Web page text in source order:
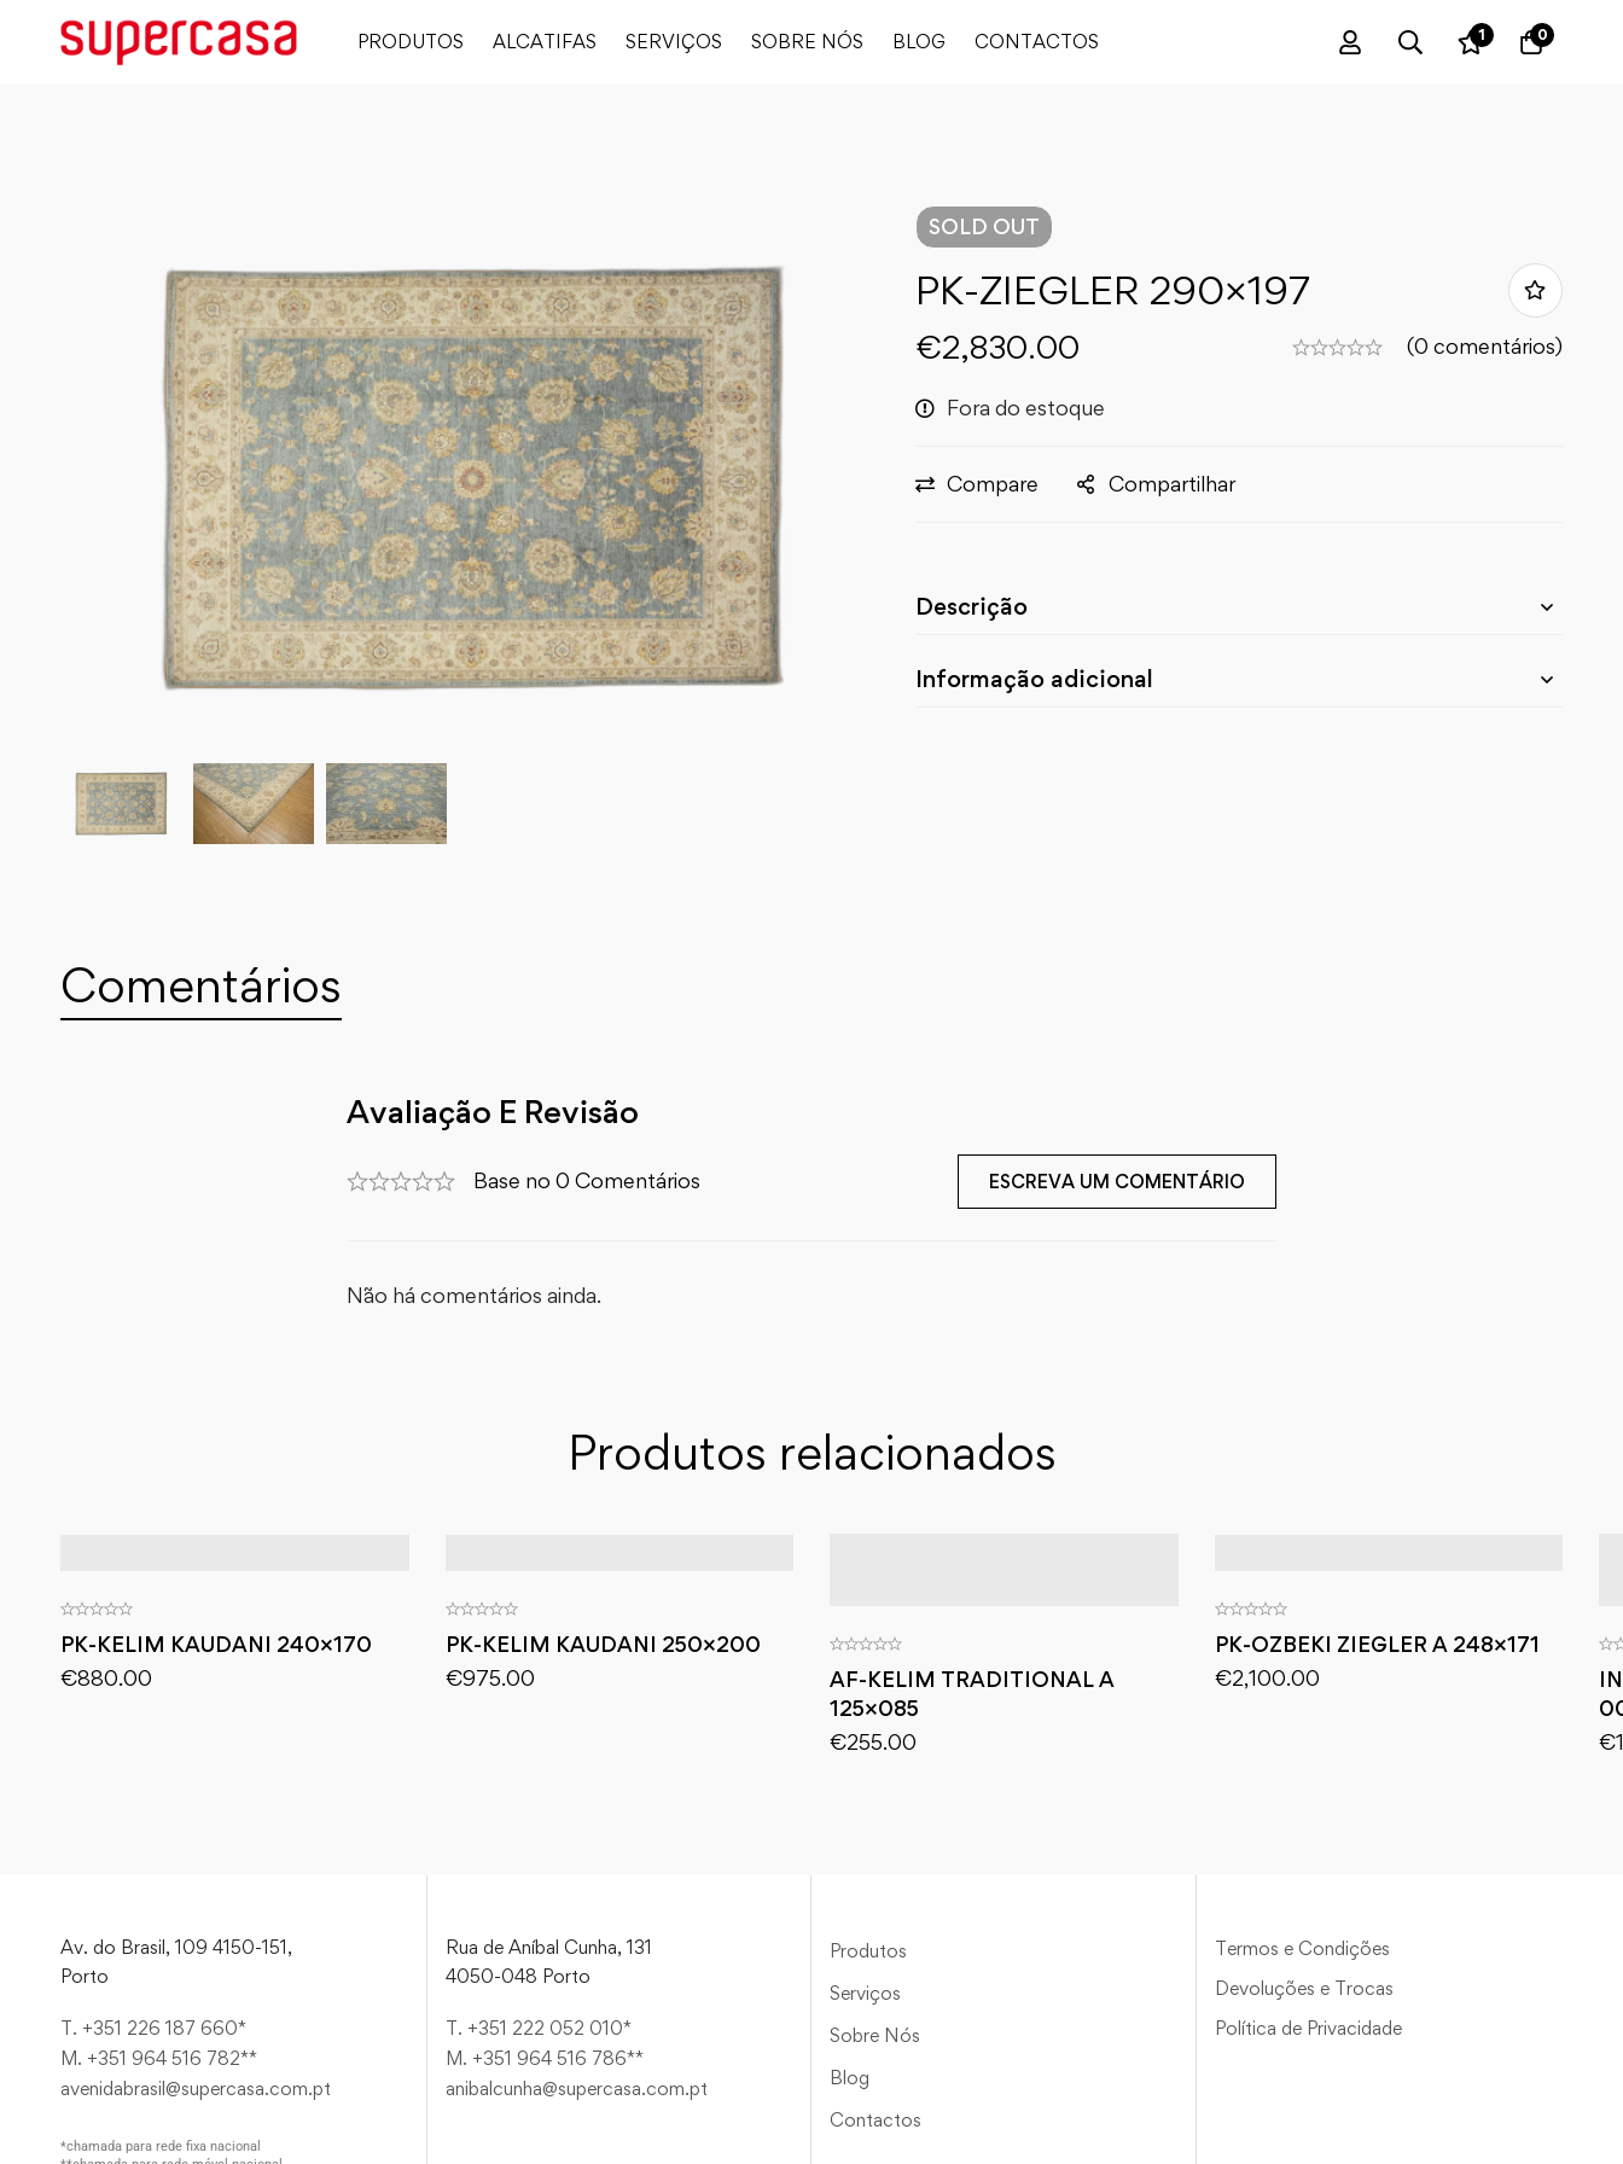
PRODUTOS ALCATIFAS SERVIÇOS SOBRE NÓS BLOG CONTACTOS 1 0
SOLD OUT
PK-ZIEGLER 290×197
€2,830.00 (0 comentários)
Fora do estoque
Compare Compartilhar
Descrição
Informação adicional
Comentários
Avaliação E Revisão
Base no 0 Comentários ESCREVA UM COMENTÁRIO
Não há comentários ainda.
Produtos relacionados
PK-KELIM KAUDANI 240×170
€880.00
PK-KELIM KAUDANI 250×200
€975.00
AF-KELIM TRADITIONAL A
125×085
€255.00
PK-OZBEKI ZIEGLER A 248×171
€2,100.00
€
Av. do Brasil, 109 4150-151,
Porto
T. +351 226 187 660*
M. +351 964 516 782**
avenidabrasil@supercasa.com.pt
*chamada para rede fixa nacional
Rua de Aníbal Cunha, 131
4050-048 Porto
T. +351 222 052 010*
M. +351 964 516 786**
anibalcunha@supercasa.com.pt
Produtos
Serviços
Sobre Nós
Blog
Contactos
Termos e Condições
Devoluções e Trocas
Política de Privacidade